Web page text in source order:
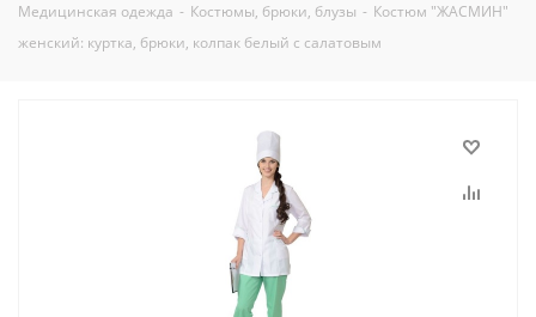
Медицинская одежда - Костюмы, брюки, блузы - Костюм "ЖАСМИН"
женский: куртка, брюки, колпак белый с салатовым